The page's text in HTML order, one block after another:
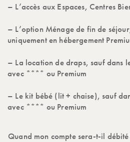
– L’accès aux Espaces, Centres
– L’option Ménage de fin de
uniquement en hébergement
– La location de draps, sauf dans
avec **** ou Premium
– Le kit bébé (lit + chaise), sauf
avec **** ou Premium
Quand mon compte sera-t-il débité